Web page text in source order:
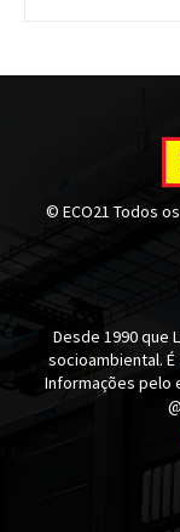
© ECO21 Todos
Desde 1990 que
socioambiental.
Informações pelo